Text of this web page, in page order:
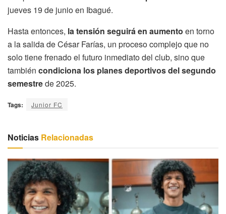
jueves 19 de junio en Ibagué.
Hasta entonces, la tensión seguirá en aumento en torno
a la salida de César Farías, un proceso complejo que no
solo tiene frenado el futuro inmediato del club, sino que
también condiciona los planes deportivos del segundo
semestrede 2025.
Tags: Junior FC
Noticias Relacionadas